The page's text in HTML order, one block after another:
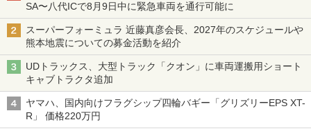
SA〜八代ICで8月9日中に緊急車両を通行可能に
スーパーフォーミュラ 近藤真彦会長、2027年のスケジュールや
熊本地震についての募金活動を紹介
UDトラックス、大型トラック「クオン」に車両運搬用ショート
キャブトラクタ追加
ヤマハ、国内向けフラグシップ四輪バギー「グリズリーEPS XT-
R」 価格220万円